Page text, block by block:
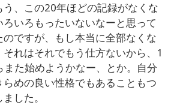
う、この20年ほどの記録がなくな
ろいろもったいないなーと思って
ですが、もし本当に全部なくな
それはそれでもう仕方ないから、1
また始めようかなー、とか。自分
めの良い性格でもあることもつ
した。